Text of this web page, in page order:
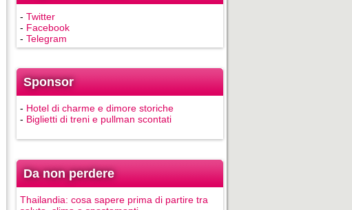
- Twitter
- Facebook
- Telegram
Sponsor
- Hotel di charme e dimore storiche
- Biglietti di treni e pullman scontati
Da non perdere
Thailandia: cosa sapere prima di partire tra